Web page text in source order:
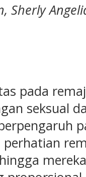
Sherly
pada
seksual